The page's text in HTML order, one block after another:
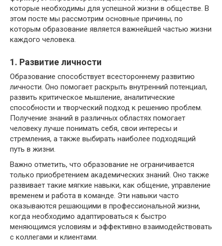
которые необходимы для успешной жизни в обществе. В
этом посте мы рассмотрим основные причины, по
которым образование является важнейшей частью жизни
каждого человека.
1. Развитие личности
Образование способствует всестороннему развитию
личности. Оно помогает раскрыть внутренний потенциал,
развить критическое мышление, аналитические
способности и творческий подход к решению проблем.
Получение знаний в различных областях помогает
человеку лучше понимать себя, свои интересы и
стремления, а также выбирать наиболее подходящий
путь в жизни.
Важно отметить, что образование не ограничивается
только приобретением академических знаний. Оно также
развивает такие мягкие навыки, как общение, управление
временем и работа в команде. Эти навыки часто
оказываются решающими в профессиональной жизни,
когда необходимо адаптироваться к быстро
меняющимся условиям и эффективно взаимодействовать
с коллегами и клиентами.